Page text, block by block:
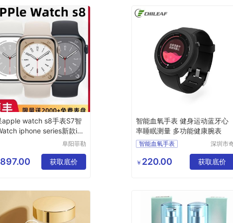
apple watch s8手表S7智
iphone series新款iw
阜阳菲勒
公司
获取底价
智能血氧手表 健身运动蓝牙心
率睡眠测量 多功能健康腕表
智能血氧手表
深圳心率手表
深圳市
限公司
￥ 220.00 获取底价